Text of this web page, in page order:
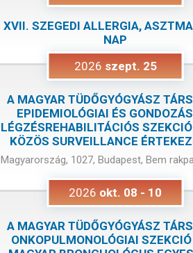
XVII. SZEGEDI ALLERGIA,
NAP
2026 szept. 25
A MAGYAR TÜDŐGYÓGYÁSZ
EPIDEMIOLÓGIAI ÉS
LÉGZÉSREHABILITÁCIÓS
KÖZÖS SURVEILLANCE
Magyarország, 1027, Budapest, Bem
2026 okt. 08 - 10
A MAGYAR TÜDŐGYÓGYÁSZ
ONKOPULMONOLÓGIAI